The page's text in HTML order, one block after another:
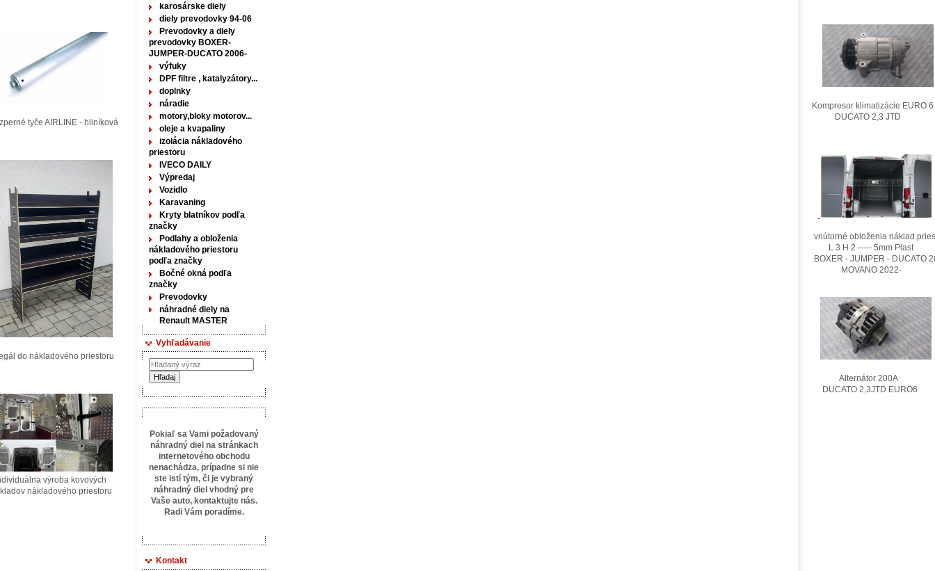
karosárske diely
diely prevodovky 94-06
Prevodovky a diely
prevodovky BOXER-
JUMPER-DUCATO 2006-
výfuky
DPF filtre , katalyzátory...
doplnky
náradie
motory,bloky motorov...
oleje a kvapaliny
izolácia nákladového
priestoru
IVECO DAILY
Výpredaj
Vozidlo
Karavaning
Kryty blatníkov podľa
značky
Podlahy a obloženia
nákladového priestoru
podľa značky
Bočné okná podľa
značky
Prevodovky
náhradné diely na
Renault MASTER
Vyhľadávanie
Pokiaľ sa Vami požadovaný
náhradný diel na stránkach
internetového obchodu
nenachádza, prípadne si nie
ste istí tým, či je vybraný
náhradný diel vhodný pre
Vaše auto, kontaktujte nás.
Radi Vám poradíme.
Kontakt
tyče AIRLINE - hliníková
do nákladového priestoru
výroba kovových
nákladového priestoru
Kompresor klimatizácie EURO 6
DUCATO 2,3 JTD
vnútorné obloženia
L 3 H 2 ----- 5mm Plast
BOXER - JUMPER - DUCATO
MOVANO 2022-
Alternátor 200A
DUCATO 2,3JTD EURO6